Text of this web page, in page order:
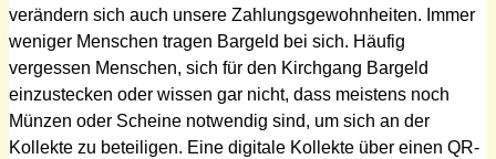
verändern sich auch unsere Zahlungsgewohnheiten. Immer
weniger Menschen tragen Bargeld bei sich. Häufig
vergessen Menschen, sich für den Kirchgang Bargeld
einzustecken oder wissen gar nicht, dass meistens noch
Münzen oder Scheine notwendig sind, um sich an der
Kollekte zu beteiligen. Eine digitale Kollekte über einen QR-